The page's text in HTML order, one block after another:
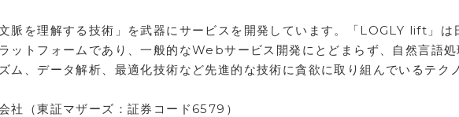
脈を理解する技術」を武器にサービスを開発しています。「LOGLY lift」は
ットフォームであり、一般的なWebサービス開発にとどまらず、自然言語処
ム、データ解析、最適化技術など先進的な技術に貪欲に取り組んでいるテク
社（東証マザーズ：証券コード6579）